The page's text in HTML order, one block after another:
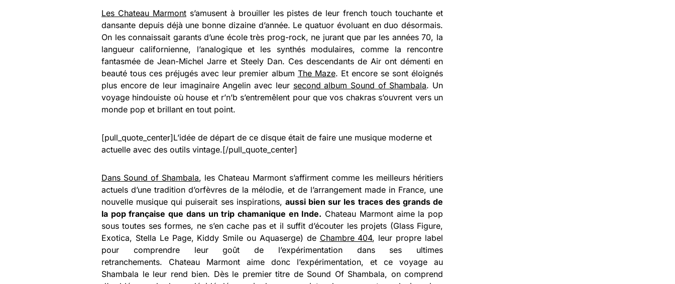
Les Chateau Marmonts’amusent à brouiller les pistes de leur french touch touchante et
dansante depuis déjà une bonne dizaine d’année. Le quatuor évoluant en duo désormais.
On les connaissait garants d’une école très prog-rock, ne jurant que par les années 70, la
langueur californienne, l’analogique et les synthés modulaires, comme la rencontre
fantasmée de Jean-Michel Jarre et Steely Dan. Ces descendants de Air ont démenti en
beauté tous ces préjugés avec leur premier album The Maze. Et encore se sont éloignés
plus encore de leur imaginaire Angelin avec leur second album Sound of Shambala. Un
voyage hindouiste où house et r’n’b s’entremêlent pour que vos chakras s’ouvrent vers un
monde pop et brillant en tout point.
[pull_quote_center]L’idée de départ de ce disque était de faire une musique moderne et
actuelle avec des outils vintage.[/pull_quote_center]
Dans Sound of Shambala, les Chateau Marmont s’affirment comme les meilleurs héritiers
actuels d’une tradition d’orfèvres de la mélodie, et de l’arrangement made in France, une
nouvelle musique qui puiserait ses inspirations, aussi bien sur les traces des grands de
la pop française que dans un trip chamanique en Inde. Chateau Marmont aime la pop
sous toutes ses formes, ne s’en cache pas et il suffit d’écouter les projets (Glass Figure,
Exotica, Stella Le Page, Kiddy Smile ou Aquaserge) de Chambre 404, leur propre label
pour comprendre leur goût de l’expérimentation dans ses ultimes
retranchements. Chateau Marmont aime donc l’expérimentation, et ce voyage au
Shambala le leur rend bien. Dès le premier titre de Sound Of Shambala, on comprend